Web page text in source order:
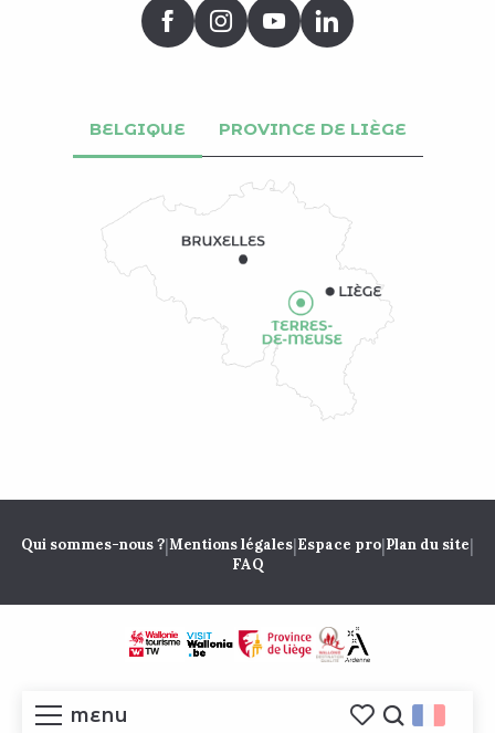
MENU
BELGIQUE PROVINCE DE LIÈGE
Qui sommes-nous ?|Mentions légales|Espace pro|Plan du site|
FAQ